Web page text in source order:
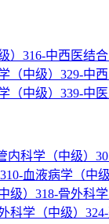
） 316-中西医结
（中级） 329-中
（中级） 339-中
内科学（中级）
310-血液病学（中
级） 318-骨外科
科学（中级）